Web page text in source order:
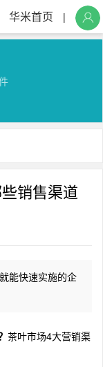
华米首页 |
销售渠道
就能快速实施的企
茶叶市场4大营销渠